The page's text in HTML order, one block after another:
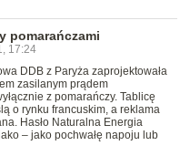
pomarańczami
17:24
DDB z Paryża zaprojektowała
zasilanym prądem
z pomarańczy. Tablicę
o rynku francuskim, a reklama
Hasło Naturalna Energia
– jako pochwałę napoju lub